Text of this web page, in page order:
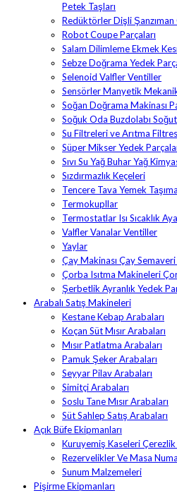
Petek Taşları
Redüktörler Dişli Şanzıman
Robot Coupe Parçaları
Salam Dilimleme Ekmek
Sebze Doğrama Yedek
Selenoid Valfler Ventiller
Sensörler Manyetik
Soğan Doğrama Makinası
Soğuk Oda Buzdolabı
Su Filtreleri ve Arıtma
Süper Mikser Yedek
Sıvı Su Yağ Buhar Yağ
Sızdırmazlık Keçeleri
Tencere Tava Yemek
Termokupllar
Termostatlar Isı Sıcaklık
Valfler Vanalar Ventiller
Yaylar
Çay Makinası Çay
Çorba Isıtma Makineleri
Şerbetlik Ayranlık Yedek
Arabalı Satış Makineleri
Kestane Kebap Arabaları
Koçan Süt Mısır Arabaları
Mısır Patlatma Arabaları
Pamuk Şeker Arabaları
Seyyar Pilav Arabaları
Simitçi Arabaları
Soslu Tane Mısır Arabaları
Süt Sahlep Satış Arabaları
Açık Büfe Ekipmanları
Kuruyemiş Kaseleri Çerezlik
Rezervelikler Ve Masa
Sunum Malzemeleri
Pişirme Ekipmanları